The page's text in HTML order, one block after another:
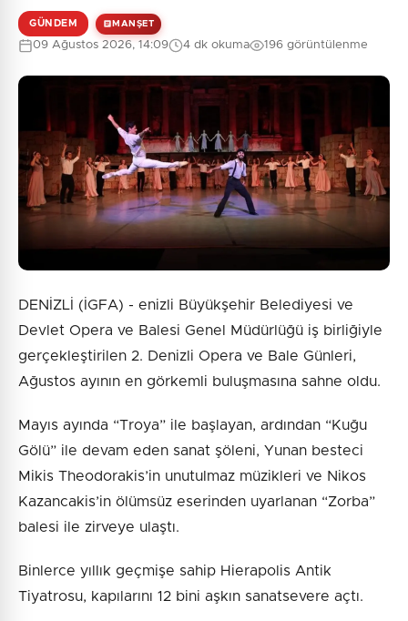
GÜNDEM MANŞET
09 Ağustos 2026, 14:09 4 dk okuma 196 görüntülenme
DENİZLİ (İGFA) - enizli Büyükşehir Belediyesi ve
Devlet Opera ve Balesi Genel Müdürlüğü iş birliğiyle
gerçekleştirilen 2. Denizli Opera ve Bale Günleri,
Ağustos ayının en görkemli buluşmasına sahne oldu.
Mayıs ayında “Troya” ile başlayan, ardından “Kuğu
Gölü” ile devam eden sanat şöleni, Yunan besteci
Mikis Theodorakis’in unutulmaz müzikleri ve Nikos
Kazancakis’in ölümsüz eserinden uyarlanan “Zorba”
balesi ile zirveye ulaştı.
Binlerce yıllık geçmişe sahip Hierapolis Antik
Tiyatrosu, kapılarını 12 bini aşkın sanatsevere açtı.